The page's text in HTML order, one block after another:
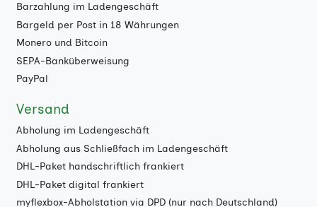
Barzahlung im Ladengeschäft
Bargeld per Post in 18 Währungen
Monero und Bitcoin
SEPA-Banküberweisung
PayPal
Versand
Abholung im Ladengeschäft
Abholung aus Schließfach im Ladengeschäft
DHL-Paket handschriftlich frankiert
DHL-Paket digital frankiert
myflexbox-Abholstation via DPD (nur nach Deutschland)